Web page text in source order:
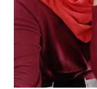
6/19/2025